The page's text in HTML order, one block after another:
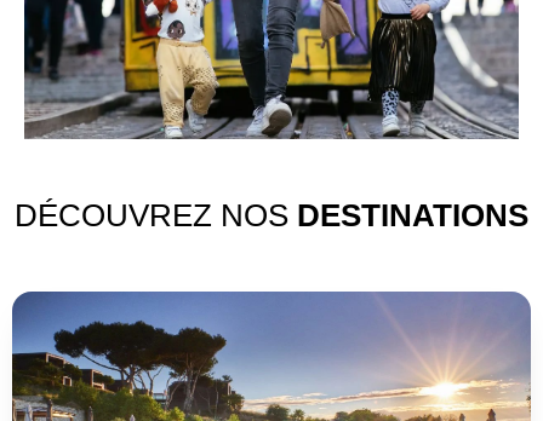
DÉCOUVREZ NOS DESTINATIONS